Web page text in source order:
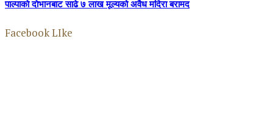
पाल्पाकाे दाेभानबाट साढे ७ लाख मूल्यको अवैध मदिरा बरामद
Facebook LIke